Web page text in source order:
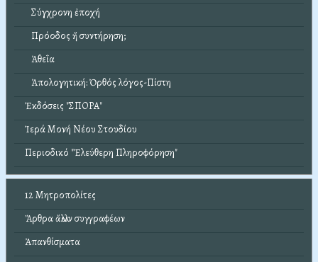
Σύγχρονη ἐποχή
Πρόοδος ἤ συντήρηση;
Ἀθεΐα
Ἀπολογητική: Ὀρθός λόγος-Πίστη
Ἐκδόσεις "ΣΠΟΡΑ"
Ἱερά Μονή Νέου Στουδίου
Περιοδικό "Ἐλεύθερη Πληροφόρηση"
12 Μητροπολίτες
Ἄρθρα ἄλλων συγγραφέων
Ἀπανθίσματα